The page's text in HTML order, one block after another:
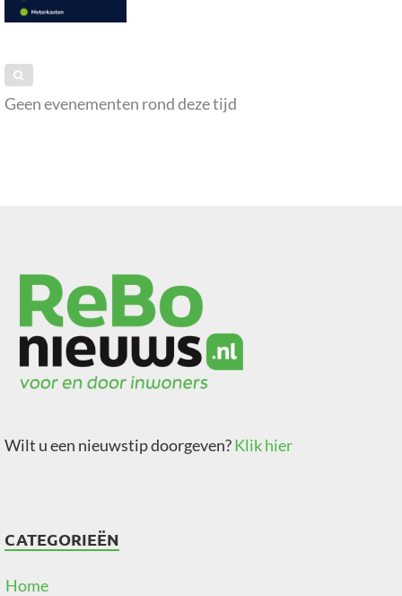
Geen evenementen rond deze tijd
Wilt u een nieuwstip doorgeven?Klik hier
CATEGORIEËN
Home